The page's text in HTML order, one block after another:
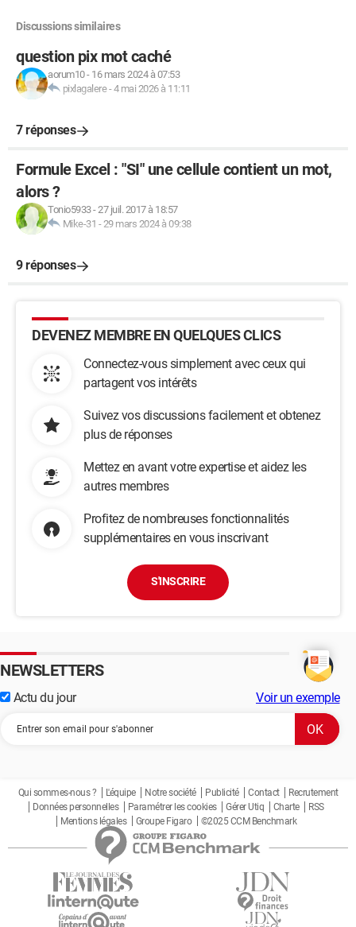
Discussions similaires
question pix mot caché
aorum10- 16 mars 2024 à 07:53
pixlagalere-4 mai 2026 à 11:11
7 réponses
Formule Excel : "SI" une cellule contient un mot,
alors ?
Tonio5933-27 juil. 2017 à 18:57
Mike-31 -29 mars 2024 à 09:38
9 réponses
DEVENEZ MEMBRE EN QUELQUES CLICS
Connectez-vous simplement avec ceux qui
partagent vos intérêts
Suivez vos discussions facilement et obtenez
plus de réponses
Mettez en avant votre expertise et aidez les
autres membres
Profitez de nombreuses fonctionnalités
supplémentaires en vous inscrivant
S'INSCRIRE
NEWSLETTERS
Actu du jour Voir un exemple
Qui sommes-nous ? L'équipe Notre société Publicité Contact
Recrutement
Données personnelles
Paramétrer les cookies Gérer Utiq Charte
RSS
Mentions légales
Groupe Figaro ©2025 CCM Benchmark